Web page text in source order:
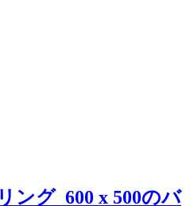
ング_600 x 500のバ